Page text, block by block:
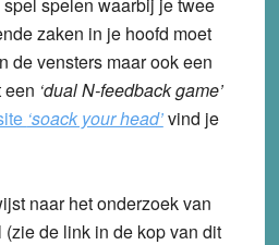
zaken in je hoofd moet
de vensters maar ook een
een ‘dual N-feedback game’
‘soack your head’vind je
naar het onderzoek van
de link in de kop van dit